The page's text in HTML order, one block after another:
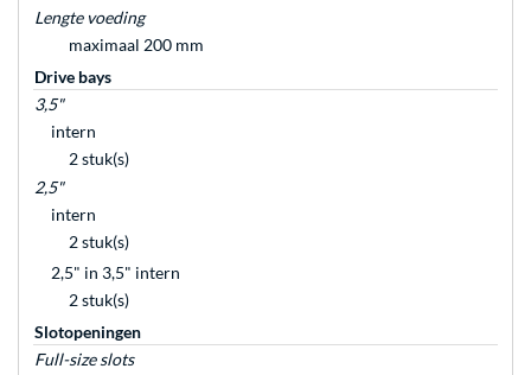
Lengte voeding
maximaal 200 mm
Drive bays
3,5"
intern
2 stuk(s)
2,5"
intern
2 stuk(s)
2,5" in 3,5" intern
2 stuk(s)
Slotopeningen
Full-size slots